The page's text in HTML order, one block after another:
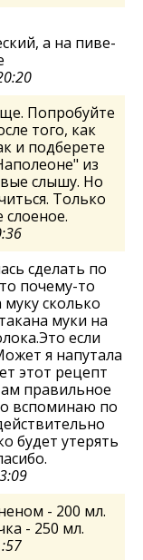
а на пиве-
Попробуйте
того, как
и подберете
из
слышу. Но
Только
слоеное.
сделать по
почему-то
сколько
муки на
если
я напутала
этот рецепт
правильное
вспоминаю по
будет утерять
- 200 мл.
- 250 мл.